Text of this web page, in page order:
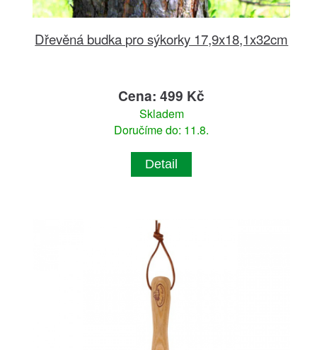
Dřevěná budka pro sýkorky 17,9x18,1x32cm
Cena: 499 Kč
Skladem
Doručíme do: 11.8.
Detail